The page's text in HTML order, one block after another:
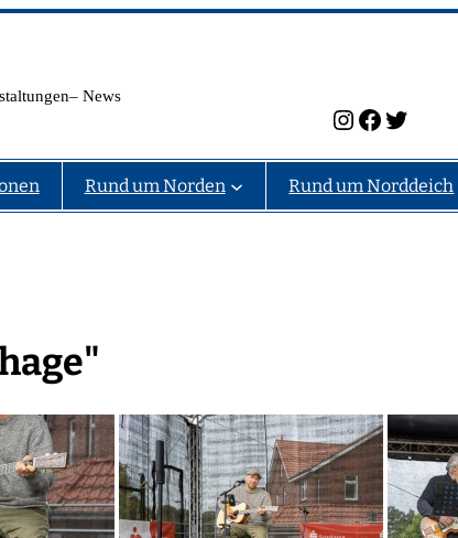
News
Instagram Facebook Twitter
Rund um Norden Rund um Norddeich